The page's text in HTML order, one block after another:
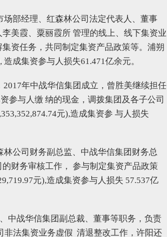
部经理、红森林公司法定代表人、董事
美霞、粟丽霞所 管理的线上、线下集资业
资任务，共同制定集资产品政策等。浦朔
成集资参与人损失61.471亿余元。
年中战华信集团成立，曾胜美继续担任
参与人缴 纳的现金，调拨集团及各子公司
元),造成集资参 与人损失
公司财务副总监、中战华信集团财务总
财务审核工作， 参与制定集资产品政策
元),造成集资参与人损失 57.537亿
中战华信集团副总裁、董事等职务，负责
法集资业务虚假 清退整改工作，许阳还